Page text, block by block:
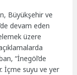
Büyükşehir ve
devam eden
üzere
“İnegöl’de
İçme suyu ve yer